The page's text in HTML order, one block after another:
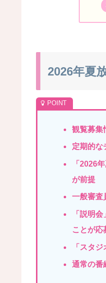
2026年夏
観覧募集
定期的な
「2026
が前提
一般審査
「説明
ことが応
「スタ
通常の番